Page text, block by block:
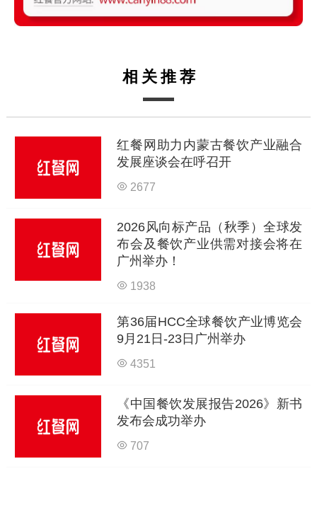
相关推荐
红餐网助力内蒙古餐饮产业融合
发展座谈会在呼召开
2677
2026风向标产品（秋季）全球发
布会及餐饮产业供需对接会将在
广州举办！
1938
第36届HCC全球餐饮产业博览会
9月21日-23日广州举办
4351
《中国餐饮发展报告2026》新书
发布会成功举办
707